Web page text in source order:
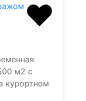
м2 с
курортном